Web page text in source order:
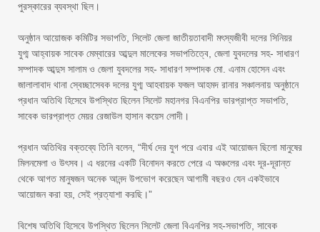
পুরস্কারের ব্যবস্থা ছিল।
‎অনুষ্ঠান আয়োজক কমিটির সভাপতি, সিলেট জেলা জাতীয়তাবাদী মৎস্যজীবী দলের সিনিয়র
যুগ্ম আহ্বায়ক সাবেক মেম্বারের আব্দুল মালেকের সভাপতিত্বে, জেলা যুবদলের সহ- সাধারণ
সম্পাদক আব্দুস সালাম ও জেলা যুবদলের সহ- সাধারণ সম্পাদক মো. এনাম হোসেন এবং
জালালাবাদ থানা স্বেচ্ছাসেবক দলের যুগ্ম আহবায়ক ফজল আহমদ রানার সঞ্চালনায় অনুষ্ঠানে
প্রধান অতিথি হিসেবে উপস্থিত ছিলেন সিলেট মহানগর বিএনপির ভারপ্রাপ্ত সভাপতি,
সাবেক ভারপ্রাপ্ত মেয়র রেজাউল হাসান কয়েস লোদী।
‎প্রধান অতিথির বক্তব্যে তিনি বলেন, “দীর্ঘ দের যুগ পরে এবার এই আয়োজন ছিলো মানুষের
মিলনমেলা ও উৎসব। এ ধরনের একটি বিনোদন করতে পেরে এ অঞ্চলের এবং দূর-দূরান্ত
থেকে আগত মানুষজন অনেক আনন্দ উপভোগ করেছেন আগামী বছরও যেন একইভাবে
আয়োজন করা হয়, সেই প্রত্যাশা করছি।”
‎বিশেষ অতিথি হিসেবে উপস্থিত ছিলেন সিলেট জেলা বিএনপির সহ-সভাপতি, সাবেক